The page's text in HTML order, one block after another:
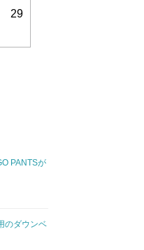
29
PANTSが
のダウンベ